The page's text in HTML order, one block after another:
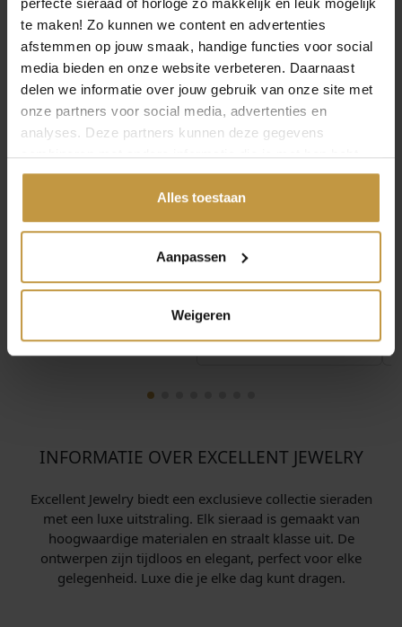
te maken! Zo kunnen we content en advertenties
afstemmen op jouw smaak, handige functies voor social
media bieden en onze website verbeteren. Daarnaast
delen we informatie over jouw gebruik van onze site met
onze partners voor social media, advertenties en
analyses. Deze partners kunnen deze gegevens
combineren met andere informatie die je met hen hebt
gedeeld of die ze hebben verzameld via jouw gebruik van
Alles toestaan
Aanpassen
Weigeren
EXCELLENT JEWELRY
ARMBAND AW106742
GEELGOUD SCHAKEL
Direct leverbaar, 1
werkdag
EXCELLENT JEWELRY
ARMBAND AW137837
GEELGOUD PAREL
Direct leverbaar, 1
werkdag
INFORMATIE OVER EXCELLENT JEWELRY
Excellent Jewelry biedt een exclusieve collectie sieraden
met een luxe uitstraling. Elk sieraad is gemaakt van
hoogwaardige materialen en straalt klasse uit. De
ontwerpen zijn tijdloos en elegant, perfect voor elke
gelegenheid. Luxe die je elke dag kunt dragen.